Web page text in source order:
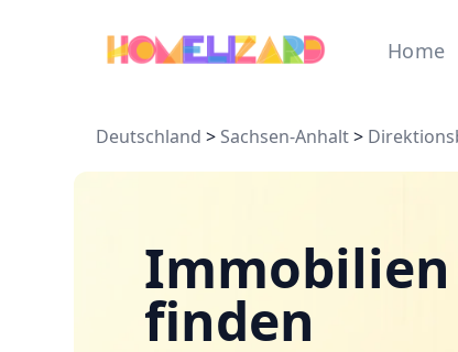
Home
Deutschland > Sachsen-Anhalt>
finden